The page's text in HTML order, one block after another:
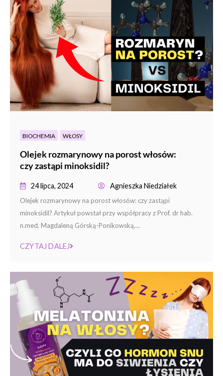
BIOCHEMIA WŁOSY
Olejek rozmarynowy na porost włosów:
czy zastąpi minoksidil?
24 lipca, 2024 Agnieszka Niedziałek
Olejek rozmarynowy na porost włosów: czy zastąpi
minoksidil? Artykuł powstał przy współpracy z Prof. dr hab.
n.med. Magdaleną Górską-Ponikowską,...
CZYTAJ DALEJ